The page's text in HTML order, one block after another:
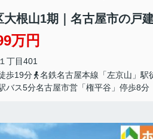
根山1期｜名古屋市の戸
万円
１丁目401
歩19分
名鉄名古屋本線「左京山」駅
バス5分名古屋市営「権平谷」停歩8分